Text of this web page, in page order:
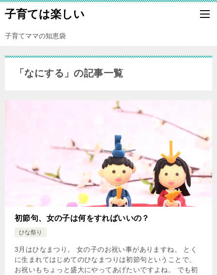
子育ては楽しい
子育てママの知恵袋
「なにする」の記事一覧
初節句、女の子は何をすればいいの？
ひな祭り
3月はひなまつり。 女の子のお祝い事がありますね。 とく
に生まれてはじめてのひなまつりは初節句ということで、
お祝いもちょっと盛大にやってあげたいですよね。 でも初